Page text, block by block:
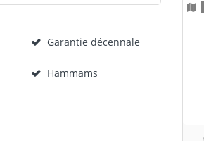
Garantie décennale
Hammams